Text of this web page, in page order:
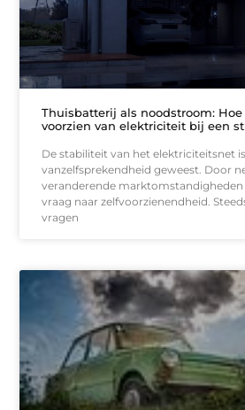
Thuisbatterij als noodstroom:
voorzien van elektriciteit bij een
De stabiliteit van het elektriciteitsnet
vanzelfsprekendheid geweest. Door
veranderende
vraag naar zelfvoorzienendheid.
vragen